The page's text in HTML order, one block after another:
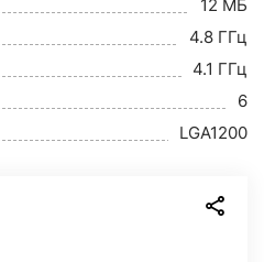
12 МБ
4.8 ГГц
4.1 ГГц
6
LGA1200